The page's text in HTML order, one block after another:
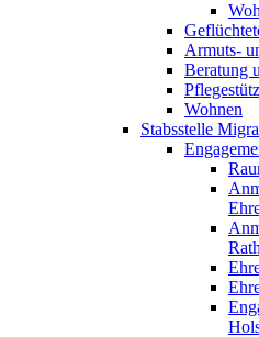
Armuts-
Beratung
Wohnen
Stabsstelle